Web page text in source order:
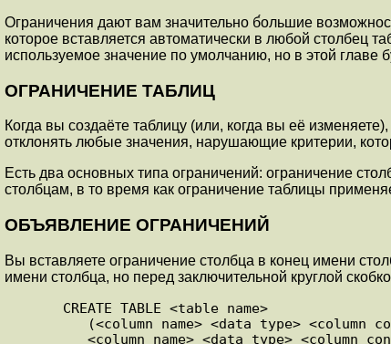
Ограничения дают вам значительно б́ольшие
которое вставляется автоматически в любой столбец
используемое значение по умолчанию, но в этой главе
ОГРАНИЧЕНИЕ ТАБЛИЦ
Когда вы создаёте таблицу (или, когда вы её
отклонять любые значения, нарушающие критерии,
Есть два основных типа ограничений: ограничение
столбцам, в то время как ограничение таблицы
ОБЪЯВЛЕНИЕ ОГРАНИЧЕНИЙ
Вы вставляете ограничение столбца в конец имени
имени столбца, но перед заключительной круглой